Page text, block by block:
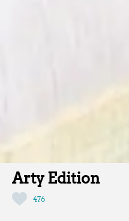
Arty Edition
476